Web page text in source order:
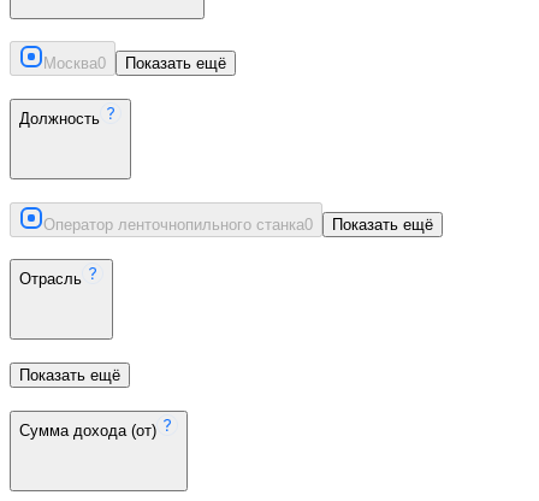
Москва0 Показать ещё
Должность
Оператор ленточнопильного станка0 Показать ещё
Отрасль
Показать ещё
Сумма дохода (от)